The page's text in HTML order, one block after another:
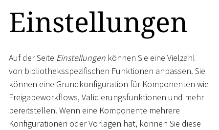
Einstellungen
Auf der Seite Einstellungen können Sie eine Vielzahl
von bibliotheksspezifischen Funktionen anpassen. Sie
können eine Grundkonfiguration für Komponenten wie
Freigabeworkflows, Validierungsfunktionen und mehr
bereitstellen. Wenn eine Komponente mehrere
Konfigurationen oder Vorlagen hat, können Sie diese